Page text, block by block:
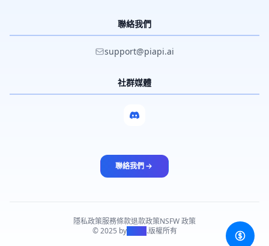
聯絡我們
support@piapi.ai
社群媒體
聯絡我們
隱私政策服務條款退款政策NSFW 政策
© 2025 byPiAPI .版權所有